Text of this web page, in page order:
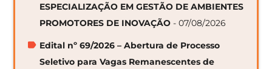
ESPECIALIZAÇÃO EM GESTÃO DE AMBIENTES
PROMOTORES DE INOVAÇÃO - 07/08/2026
Edital nº 69/2026 – Abertura de Processo
Seletivo para Vagas Remanescentes de